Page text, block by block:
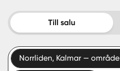
Köpa
Start
Till salu
Norrliden, Kalmar — område